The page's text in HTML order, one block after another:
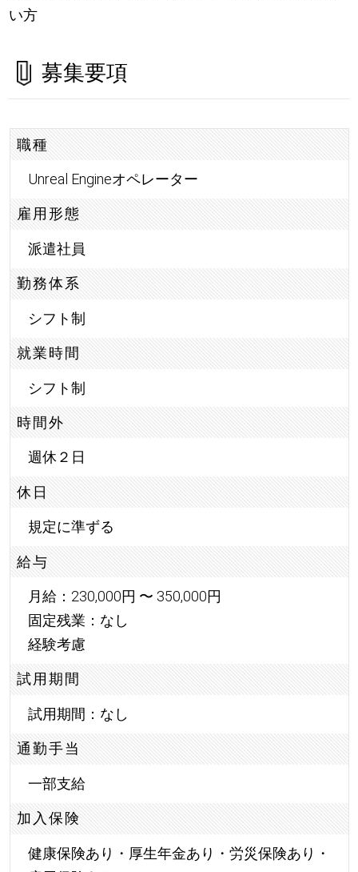
い方
募集要項
職種
Unreal Engineオペレーター
雇用形態
派遣社員
勤務体系
シフト制
就業時間
シフト制
時間外
週休２日
休日
規定に準ずる
給与
月給：230,000円 〜 350,000円
固定残業：なし
経験考慮
試用期間
試用期間：なし
通勤手当
一部支給
加入保険
健康保険あり・厚生年金あり・労災保険あり・